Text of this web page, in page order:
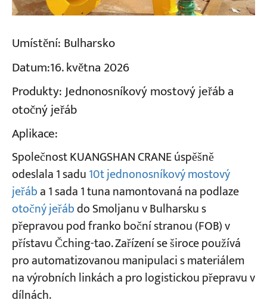
Projekty
Blogy
Zprávy
Aplikace
O nás
Kontaktujte nás
Umístění: Bulharsko
Datum:16. května 2026
Produkty:Jednonosníkový mostový jeřáb a
otočný jeřáb
Aplikace:
Společnost KUANGSHAN CRANE úspěšně
odeslala 1 sadu10t jednonosníkový mostový
jeřába 1 sada 1 tuna namontovaná na podlaze
otočný jeřábdo Smoljanu v Bulharsku s
přepravou pod franko boční stranou (FOB) v
přístavu Čching-tao. Zařízení se široce používá
pro automatizovanou manipulaci s materiálem
na výrobních linkách a pro logistickou přepravu v
dílnách.